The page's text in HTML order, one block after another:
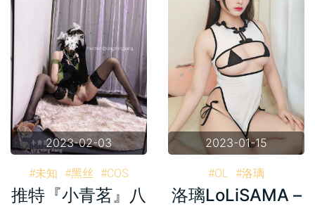
2023-02-03
#未知 #黑丝 #COS
#推特 #旗袍
推特『小青茗』八
2023-01-15
#OL #洛璃
#洛璃LoLiSAMA #旗袍
洛璃LoLiSAMA –